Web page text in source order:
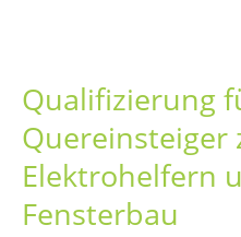
Qualifizierung
Quereinsteiger
Elektrohelfern
Fensterbau